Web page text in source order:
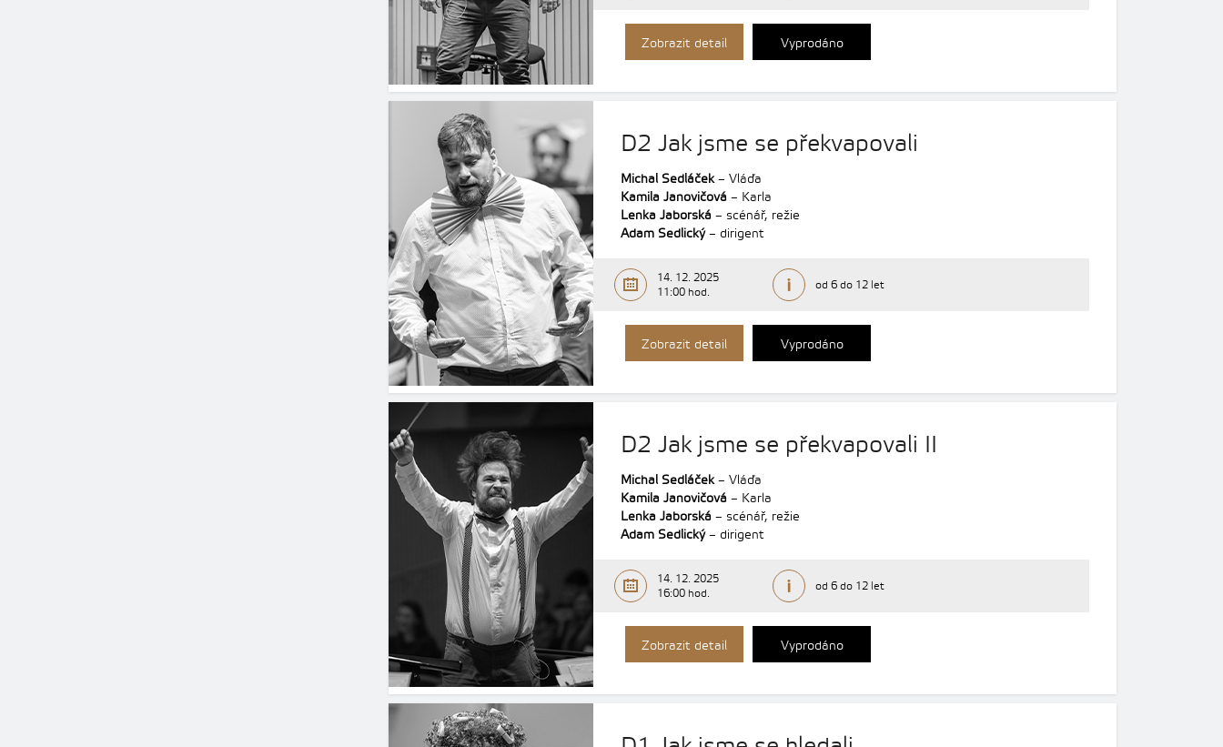
Zobrazit detail Vyprodáno
D2 Jak jsme se překvapovali
Michal Sedláček– Vláďa
Kamila Janovičová – Karla
Lenka Jaborská – scénář, režie
Adam Sedlický– dirigent
14. 12. 2025
11:00 hod.
od 6 do 12 let
Zobrazit detail Vyprodáno
D2 Jak jsme se překvapovali II
Michal Sedláček– Vláďa
Kamila Janovičová – Karla
Lenka Jaborská – scénář, režie
Adam Sedlický– dirigent
14. 12. 2025
16:00 hod.
od 6 do 12 let
Zobrazit detail Vyprodáno